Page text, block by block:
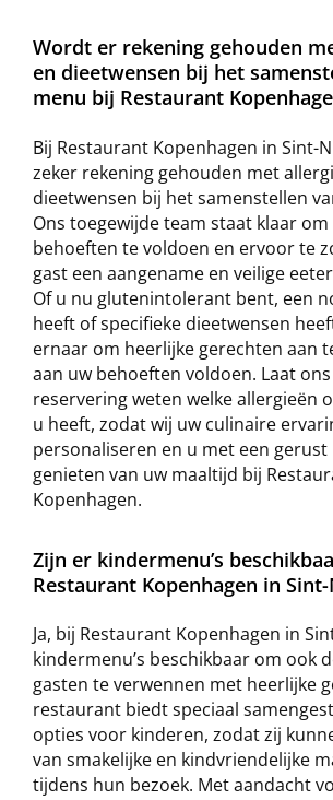
Wordt er rekening gehouden
en dieetwensen bij het
menu bij Restaurant
Bij Restaurant Kopenhagen in Sint-
zeker rekening gehouden met
dieetwensen bij het samenstellen
Ons toegewijde team staat klaar
behoeften te voldoen en ervoor te
gast een aangename en veilige
Of u nu glutenintolerant bent, een
heeft of specifieke dieetwensen
ernaar om heerlijke gerechten aan
aan uw behoeften voldoen. Laat
reservering weten welke allergieën
u heeft, zodat wij uw culinaire
personaliseren en u met een
genieten van uw maaltijd bij
Kopenhagen.
Zijn er kindermenu’s
Restaurant Kopenhagen in
Ja, bij Restaurant Kopenhagen in
kindermenu’s beschikbaar om ook
gasten te verwennen met heerlijke
restaurant biedt speciaal
opties voor kinderen, zodat zij
van smakelijke en kindvriendelijke
tijdens hun bezoek. Met aandacht